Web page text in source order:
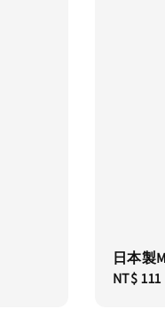
日本製
Regular
NT$ 111